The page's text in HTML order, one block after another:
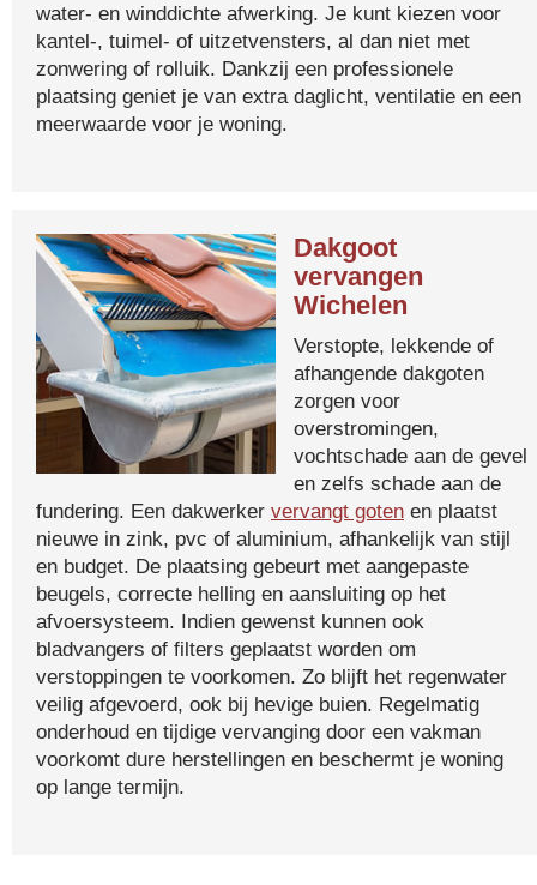
water- en winddichte afwerking. Je kunt kiezen voor
kantel-, tuimel- of uitzetvensters, al dan niet met
zonwering of rolluik. Dankzij een professionele
plaatsing geniet je van extra daglicht, ventilatie en een
meerwaarde voor je woning.
Dakgoot
vervangen
Wichelen
Verstopte, lekkende of
afhangende dakgoten
zorgen voor
overstromingen,
vochtschade aan de gevel
en zelfs schade aan de
fundering. Een dakwerker vervangt goten en plaatst
nieuwe in zink, pvc of aluminium, afhankelijk van stijl
en budget. De plaatsing gebeurt met aangepaste
beugels, correcte helling en aansluiting op het
afvoersysteem. Indien gewenst kunnen ook
bladvangers of filters geplaatst worden om
verstoppingen te voorkomen. Zo blijft het regenwater
veilig afgevoerd, ook bij hevige buien. Regelmatig
onderhoud en tijdige vervanging door een vakman
voorkomt dure herstellingen en beschermt je woning
op lange termijn.